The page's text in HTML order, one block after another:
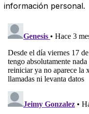
información personal.